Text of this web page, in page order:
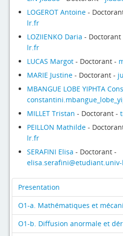
LOGEROT Antoine -
lr.fr
LOZIIENKO Daria - Doctorant
lr.fr
LUCAS Margot - Doctorant -
MARIE Justine - Doctorant -
MBANGUE LOBE YIPHTA
MILLET Tristan - Doctorant -
PEILLON Mathilde -
lr.fr
SERAFINI Elisa - Doctorant -
Presentation
O1-a. Mathématiques et
O1-b. Diffusion anormale et